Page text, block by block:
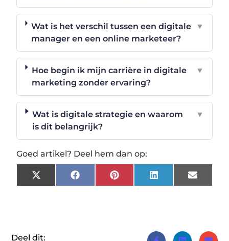
Wat is het verschil tussen een digitale
manager en een online marketeer?
▼
Hoe begin ik mijn carrière in digitale
marketing zonder ervaring?
▼
Wat is digitale strategie en waarom
is dit belangrijk?
▼
Goed artikel? Deel hem dan op:
X
(Twitter)
FacebookPinterestLinkedInEmail
Deel dit: